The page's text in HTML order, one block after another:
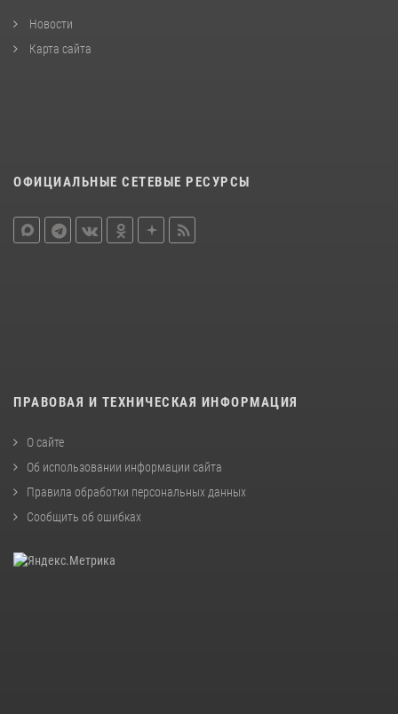
Новости
Карта сайта
ОФИЦИАЛЬНЫЕ СЕТЕВЫЕ РЕСУРСЫ
ПРАВОВАЯ И ТЕХНИЧЕСКАЯ ИНФОРМАЦИЯ
О сайте
Об использовании информации сайта
Правила обработки персональных данных
Сообщить об ошибках